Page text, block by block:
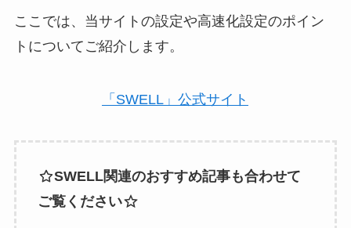
ここでは、当サイトの設定や高速化設定のポイン
トについてご紹介します。
「SWELL」公式サイト
SWELL関連のおすすめ記事も合わせて
ご覧ください